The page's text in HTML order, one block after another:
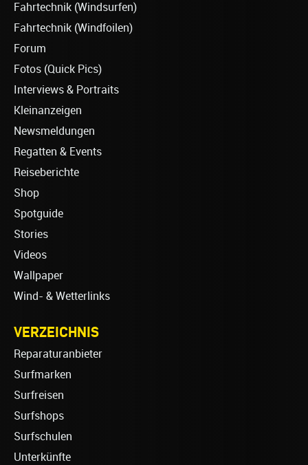
Fahrtechnik (Windsurfen)
Fahrtechnik (Windfoilen)
Forum
Fotos (Quick Pics)
Interviews & Portraits
Kleinanzeigen
Newsmeldungen
Regatten & Events
Reiseberichte
Shop
Spotguide
Stories
Videos
Wallpaper
Wind- & Wetterlinks
VERZEICHNIS
Reparaturanbieter
Surfmarken
Surfreisen
Surfshops
Surfschulen
Unterkünfte